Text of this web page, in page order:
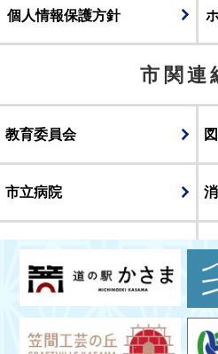
個人情報保護方針
市関連
教育委員会
市立病院
議会
表示 スマートフォン